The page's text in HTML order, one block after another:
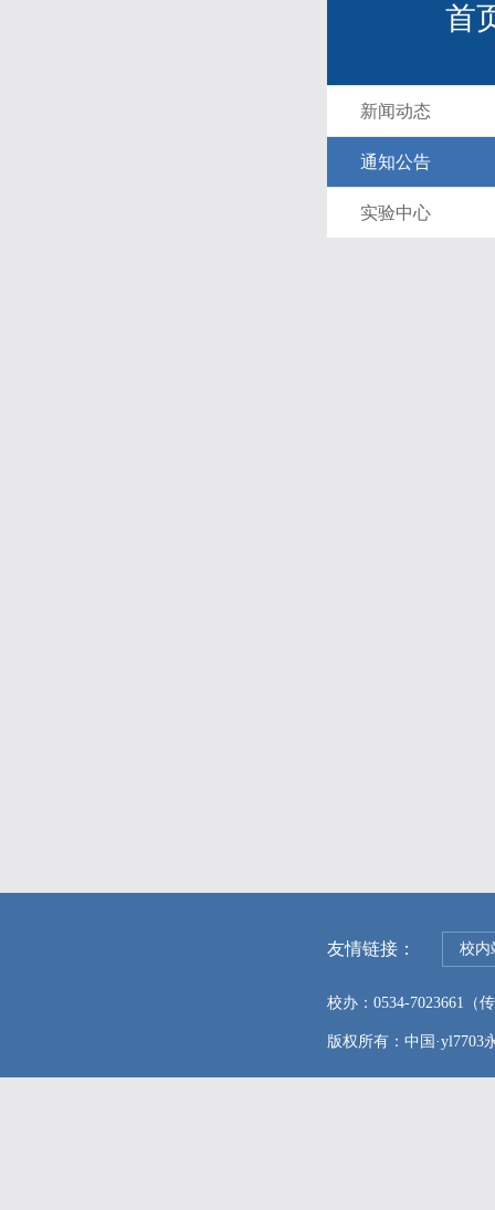
首
新闻动态
通知公告
实验中心
友情链接： 校内
校办：0534-7023661（
版权所有：中国·yl7703